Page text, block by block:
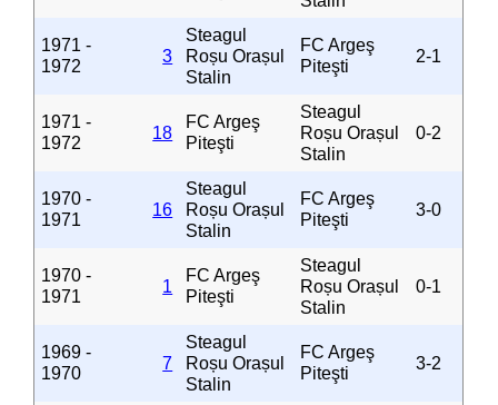
1971 -
1972
3
Steagul
Roșu Orașul
Stalin
FC Argeş
Piteşti
2-1
1971 -
1972
18
FC Argeş
Piteşti
Steagul
Roșu Orașul
Stalin
0-2
1970 -
1971
16
Steagul
Roșu Orașul
Stalin
FC Argeş
Piteşti
3-0
1970 -
1971
1
FC Argeş
Piteşti
Steagul
Roșu Orașul
Stalin
0-1
1969 -
1970
7
Steagul
Roșu Orașul
Stalin
FC Argeş
Piteşti
3-2